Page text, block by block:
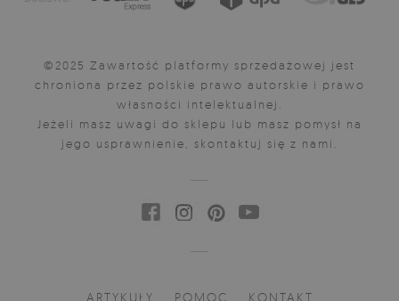
©2025 Zawartość platformy sprzedażowej jest
chroniona przez polskie prawo autorskie i prawo
własności intelektualnej.
Jeżeli masz uwagi do sklepu lub masz pomysł na
jego usprawnienie, skontaktuj się z nami.
ARTYKUŁY POMOC KONTAKT